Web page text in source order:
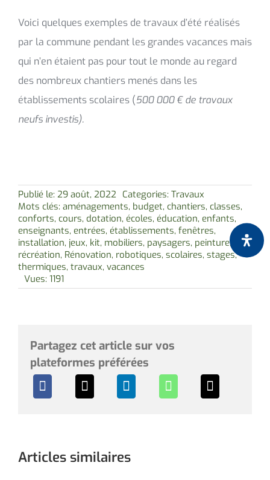
Voici quelques exemples de travaux d’été réalisés
par la commune pendant les grandes vacances mais
qui n’en étaient pas pour tout le monde au regard
des nombreux chantiers menés dans les
établissements scolaires (500 000 € de travaux
neufs investis).
Publié le: 29 août, 2022 Categories: Travaux
Mots clés: aménagements, budget, chantiers, classes,
conforts, cours, dotation, écoles, éducation, enfants,
enseignants, entrées, établissements, fenêtres,
installation, jeux, kit, mobiliers, paysagers, peinture,
récréation, Rénovation, robotiques, scolaires, stages,
thermiques, travaux, vacances
Vues: 1191
Partagez cet article sur vos
plateformes préférées
Articles similaires